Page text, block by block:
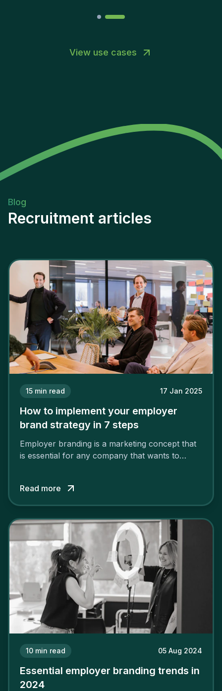
View use cases
Blog
Recruitment articles
15 min read 17 Jan 2025
How to implement your employer
brand strategy in 7 steps
Employer branding is a marketing concept that
is essential for any company that wants to
solid and positive employer brand are clear, you
cannot simply wave a magic wand for it to be
Read more
10 min read 05 Aug 2024
Essential employer branding trends in
2024